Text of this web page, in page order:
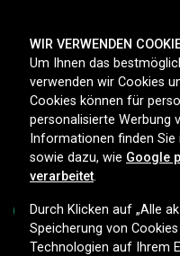
WIR VERWENDEN
Um Ihnen das
verwenden wir Cookies
Cookies können für
personalisierte Werbung
Informationen finden Sie
sowie dazu, wie Google
verarbeitet.
Durch Klicken auf „Alle
Speicherung von
Technologien auf Ihrem